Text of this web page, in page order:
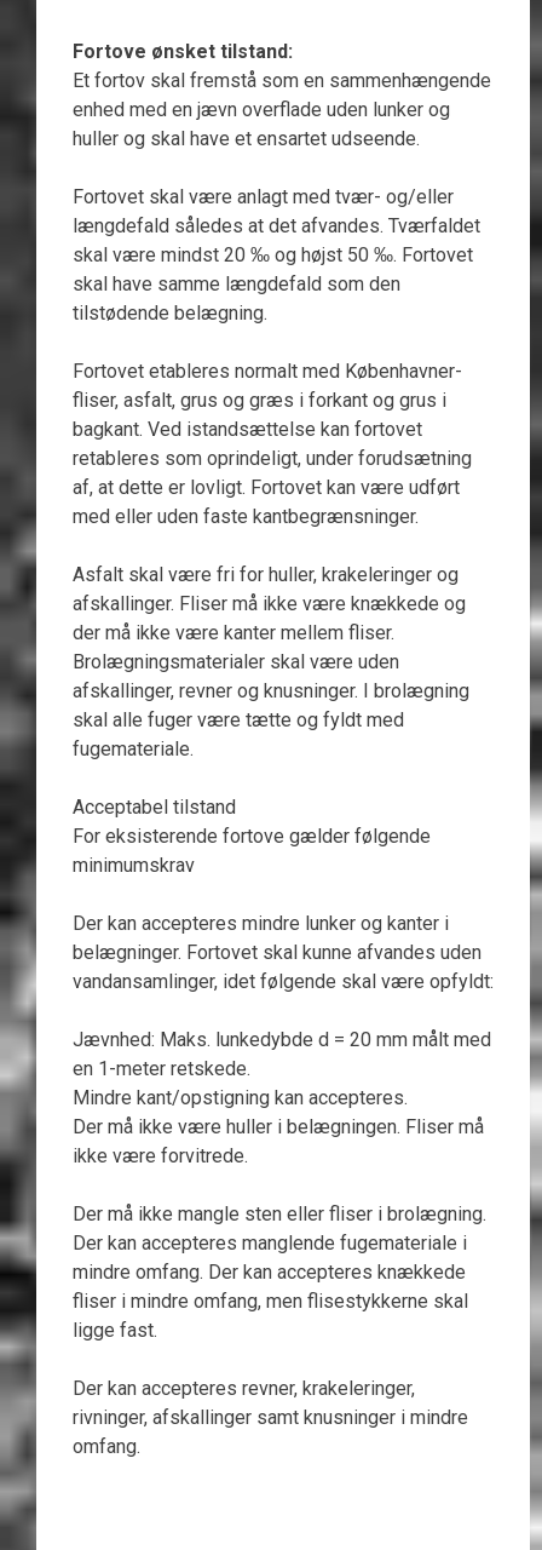
Fortove ønsket tilstand:
Et fortov skal fremstå som en sammenhængende
enhed med en jævn overflade uden lunker og
huller og skal have et ensartet udseende.
Fortovet skal være anlagt med tvær- og/eller
længdefald således at det afvandes. Tværfaldet
skal være mindst 20 ‰ og højst 50 ‰. Fortovet
skal have samme længdefald som den
tilstødende belægning.
Fortovet etableres normalt med Københavner-
fliser, asfalt, grus og græs i forkant og grus i
bagkant. Ved istandsættelse kan fortovet
retableres som oprindeligt, under forudsætning
af, at dette er lovligt. Fortovet kan være udført
med eller uden faste kantbegrænsninger.
Asfalt skal være fri for huller, krakeleringer og
afskallinger. Fliser må ikke være knækkede og
der må ikke være kanter mellem fliser.
Brolægningsmaterialer skal være uden
afskallinger, revner og knusninger. I brolægning
skal alle fuger være tætte og fyldt med
fugemateriale.
Acceptabel tilstand
For eksisterende fortove gælder følgende
minimumskrav
Der kan accepteres mindre lunker og kanter i
belægninger. Fortovet skal kunne afvandes uden
vandansamlinger, idet følgende skal være opfyldt:
Jævnhed: Maks. lunkedybde d = 20 mm målt med
en 1-meter retskede.
Mindre kant/opstigning kan accepteres.
Der må ikke være huller i belægningen. Fliser må
ikke være forvitrede.
Der må ikke mangle sten eller fliser i brolægning.
Der kan accepteres manglende fugemateriale i
mindre omfang. Der kan accepteres knækkede
fliser i mindre omfang, men flisestykkerne skal
ligge fast.
Der kan accepteres revner, krakeleringer,
rivninger, afskallinger samt knusninger i mindre
omfang.